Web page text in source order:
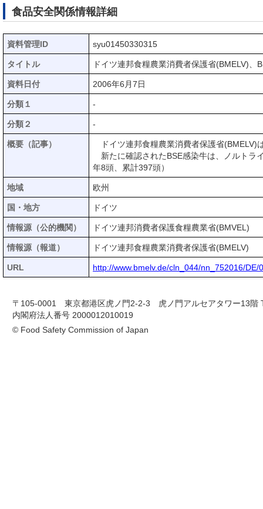
食品安全関係情報詳細
資料管理ID syu01450330315
タイトル ドイツ連邦食糧農業消費者保護省(BMELV)、
資料日付 2006年6月7日
分類１ -
分類２ -
概要（記事）
ドイツ連邦食糧農業消費者保護省(BMELV)
新たに確認されたBSE感染牛は、ノルトラ
年8頭、累計397頭）
地域 欧州
国・地方 ドイツ
情報源（公的機関） ドイツ連邦消費者保護食糧農業省(BMVEL)
情報源（報道） ドイツ連邦食糧農業消費者保護省(BMELV)
URL http://www.bmelv.de/cln_044/nn_752016/
〒105-0001 東京都港区虎ノ門2-2-3 虎ノ門アルセアタワー13階
内閣府法人番号 2000012010019
© Food Safety Commission of Japan